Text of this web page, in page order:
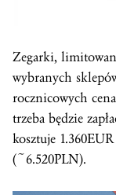
Zegarki,
wybranych
rocznicowych
trzeba będzie
kosztuje
(~6.520PLN).